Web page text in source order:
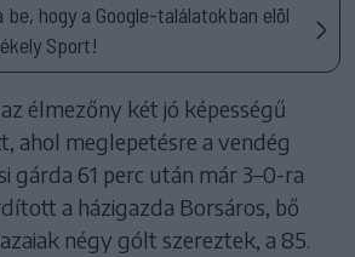
hogy a Google-találatokban elöl
Sport!
élmezőny két jó képességű
ahol meglepetésre a vendég
gárda 61 perc után már 3–0-ra
a házigazda Borsáros, bő
négy gólt szereztek, a 85.